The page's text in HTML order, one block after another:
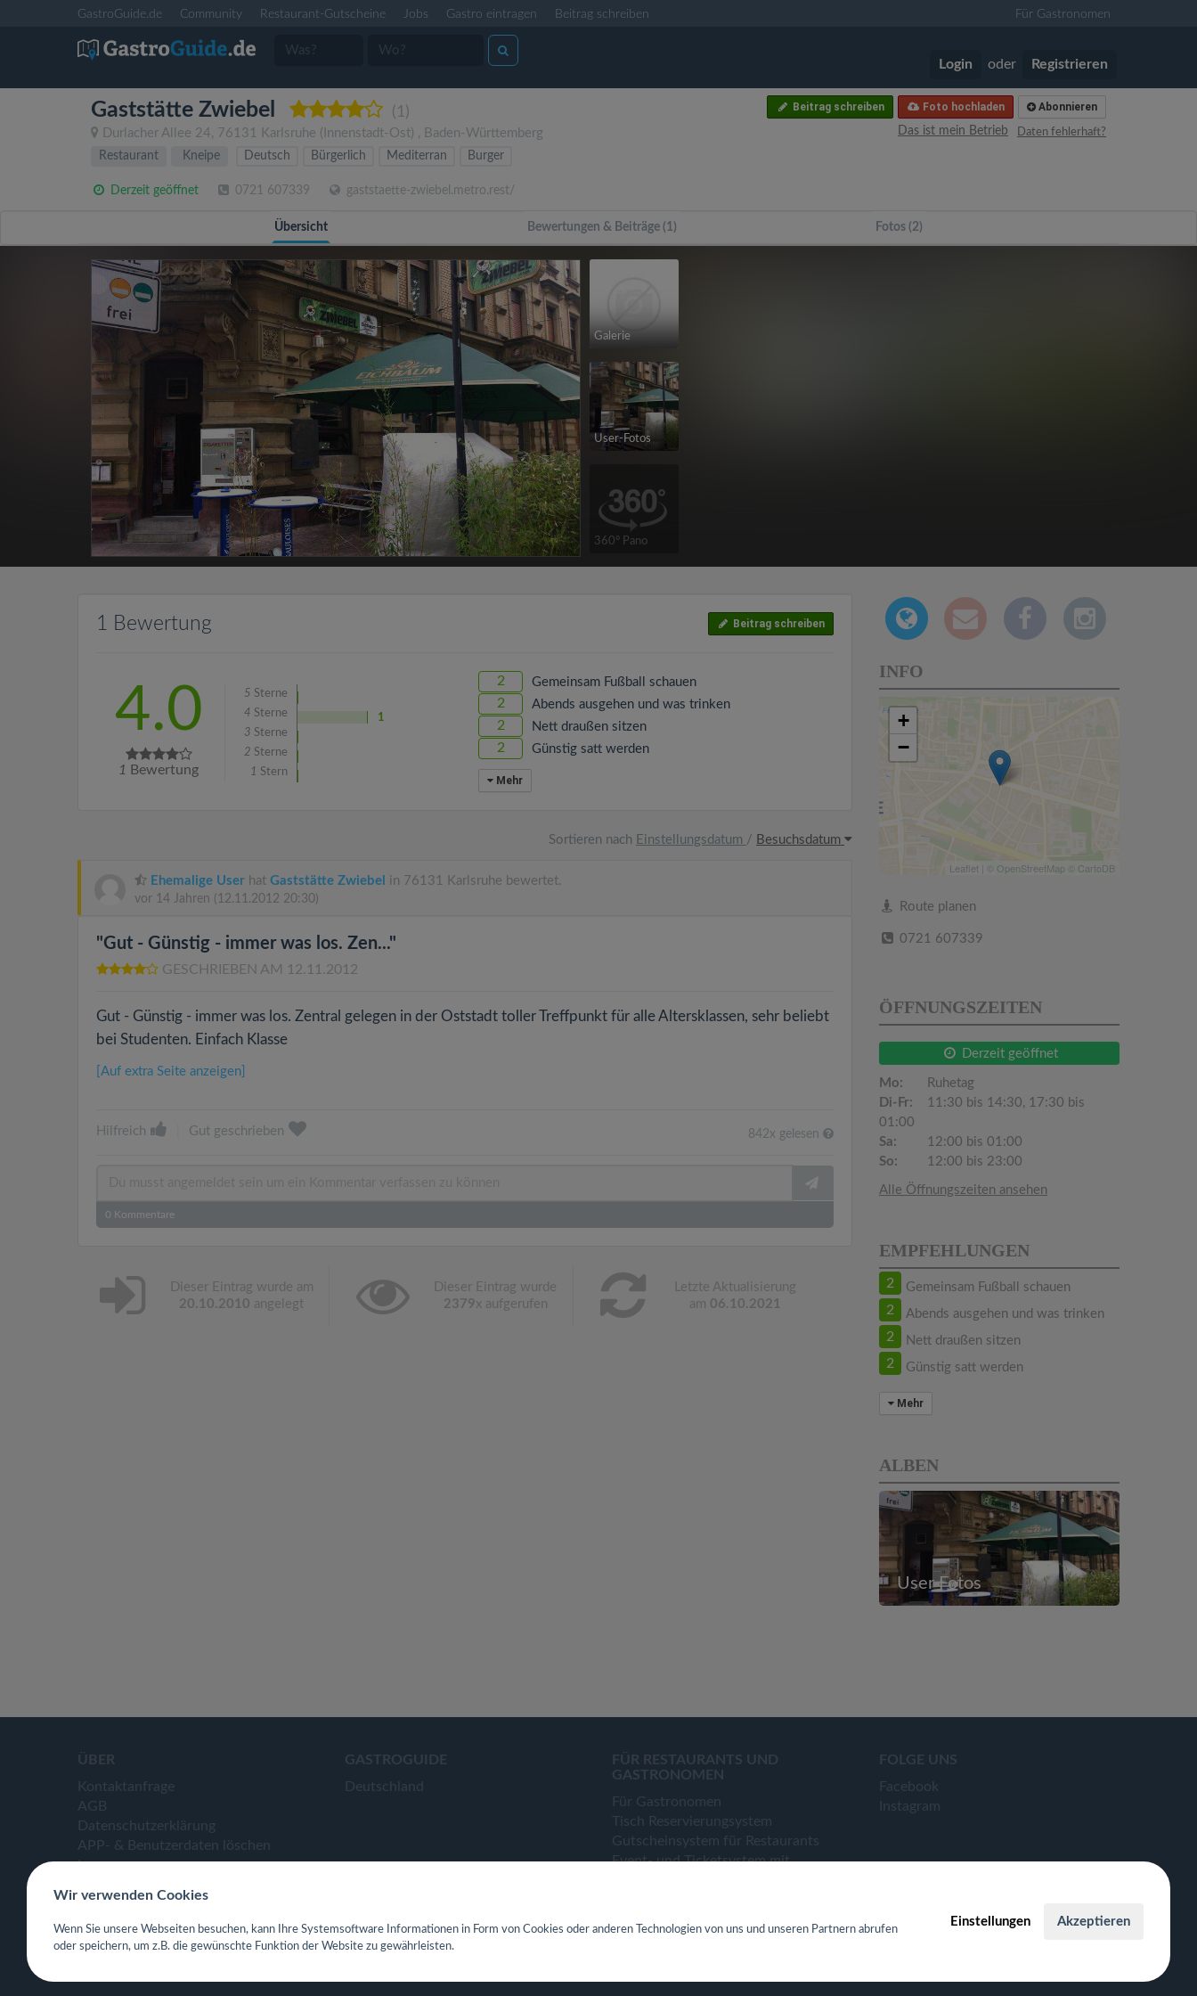
GastroGuide.de Community Restaurant-Gutscheine Jobs Gastro eintragen Beitrag schreiben Für Gastronomen
Login oder Registrieren
Gaststätte Zwiebel (1)
Durlacher Allee 24, 76131 Karlsruhe (Innenstadt-Ost) , Baden-Württemberg
Abonnieren
Foto hochladen
Beitrag schreiben
Daten fehlerhaft?
Das ist mein Betrieb
Restaurant
Kneipe Deutsch Bürgerlich Mediterran Burger
Derzeit geöffnet 0721 607339 gaststaette-zwiebel.metro.rest/
Übersicht Bewertungen & Beiträge (1) Fotos (2)
Galerie
User-Fotos
360° Pano
1 Bewertung Beitrag schreiben
4.0
1 Bewertung
5 Sterne
4 Sterne
1
3 Sterne
2 Sterne
1 Stern
2 Gemeinsam Fußball schauen
2 Abends ausgehen und was trinken
2 Nett draußen sitzen
2 Günstig satt werden
Mehr
Sortieren nach Einstellungsdatum / Besuchsdatum
Ehemalige User hat Gaststätte Zwiebel in 76131 Karlsruhe bewertet.
vor 14 Jahren (12.11.2012 20:30)
"Gut - Günstig - immer was los. Zen..."
GESCHRIEBEN AM 12.11.2012
Gut - Günstig - immer was los. Zentral gelegen in der Oststadt toller Treffpunkt für alle Altersklassen, sehr beliebt
bei Studenten. Einfach Klasse
[Auf extra Seite anzeigen]
Hilfreich Gut geschrieben 842x gelesen
0 Kommentare
Dieser Eintrag wurde am
20.10.2010 angelegt
Dieser Eintrag wurde
2379x aufgerufen
Letzte Aktualisierung
am 06.10.2021
INFO
+
−
Leaflet | © OpenStreetMap © CartoDB
Route planen
0721 607339
ÖFFNUNGSZEITEN
Derzeit geöffnet
Mo:
Ruhetag
Di-Fr:
11:30 bis 14:30, 17:30 bis
01:00
Sa:
12:00 bis 01:00
So:
12:00 bis 23:00
Alle Öffnungszeiten ansehen
EMPFEHLUNGEN
2 Gemeinsam Fußball schauen
2 Abends ausgehen und was trinken
2 Nett draußen sitzen
2 Günstig satt werden
Mehr
ALBEN
User Fotos
ÜBER
Kontaktanfrage
AGB
Datenschutzerklärung
APP- & Benutzerdaten löschen
Impressum
GASTROGUIDE
Deutschland
FÜR RESTAURANTS UND
GASTRONOMEN
Für Gastronomen
Tisch Reservierungsystem
Gutscheinsystem für Restaurants
Event- und Ticketsystem mit
Webseiten für Restaurant
FOLGE UNS
Facebook
Instagram
Wir verwenden Cookies
Wenn Sie unsere Webseiten besuchen, kann Ihre Systemsoftware Informationen in Form von Cookies oder anderen Technologien von uns und unseren Partnern abrufen
oder speichern, um z.B. die gewünschte Funktion der Website zu gewährleisten.
Einstellungen Akzeptieren